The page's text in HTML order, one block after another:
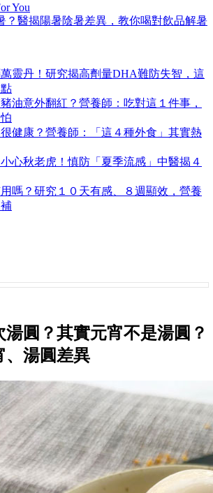
You
？醫揭陽暑陰暑差異，教你喝對飲品解暑
靈丹！研究揭高劑量DHA難防失智，這
油意外翻紅？營養師：吃對這１件事，
健康？營養師：「這４種外食」其實熱
心秋老虎！慎防「夏季流感」中醫揭４
嗎？研究１０天有感、８週顯效，營養
湯圓？其實元宵不是湯圓？
、湯圓差異